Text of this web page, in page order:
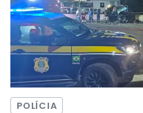
POLÍCIA